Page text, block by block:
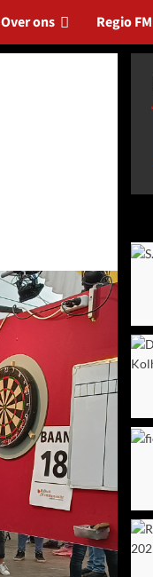
Over ons Regio FM